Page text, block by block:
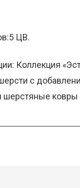
ЦВ.
Коллекция
с
ковры